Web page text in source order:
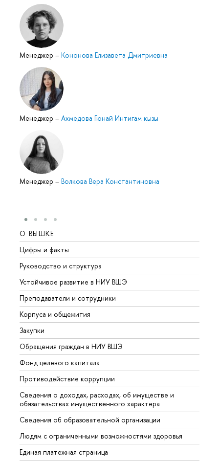
Менеджер – Кононова Елизавета Дмитриевна
Менеджер – Ахмедова Гюнай Интигам кызы
Менеджер – Волкова Вера Константиновна
О ВЫШКЕ
Цифры и факты
Руководство и структура
Устойчивое развитие в НИУ ВШЭ
Преподаватели и сотрудники
Корпуса и общежития
Закупки
Обращения граждан в НИУ ВШЭ
Фонд целевого капитала
Противодействие коррупции
Сведения о доходах, расходах, об имуществе и
обязательствах имущественного характера
Сведения об образовательной организации
Людям с ограниченными возможностями здоровья
Единая платежная страница